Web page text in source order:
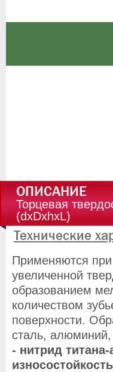
ОПИСАНИЕ
Торцевая
(dxDxhxL)
Технические
Применяются
увеличенной
образованием
количеством
поверхности.
сталь,
- нитрид